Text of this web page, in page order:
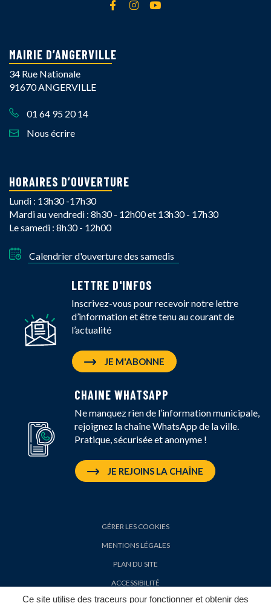
Ce site utilise des traceurs pour fonctionner et obtenir des
Lien vers le compte Facebook
Lien vers le compte
MAIRIE D’ANGERVILLE
34 Rue Nationale
91670 ANGERVILLE
01 64 95 20 14
Nous écrire
HORAIRES D’OUVERTURE
Lundi : 13h30 -17h30
Mardi au vendredi : 8h30 - 12h00 et 13h30 - 17h30
Le samedi : 8h30 - 12h00
Calendrier d'ouverture des samedis
LETTRE D'INFOS
Inscrivez-vous pour recevoir notre lettre
d’information et être tenu au courant de
l’actualité
JE M'ABONNE
CHAINE WHATSAPP
Ne manquez rien de l’information municipale,
rejoignez la chaîne WhatsApp de la ville.
Pratique, sécurisée et anonyme !
JE REJOINS LA CHAÎNE
GÉRER LES COOKIES
MENTIONS LÉGALES
PLAN DU SITE
ACCESSIBILITÉ